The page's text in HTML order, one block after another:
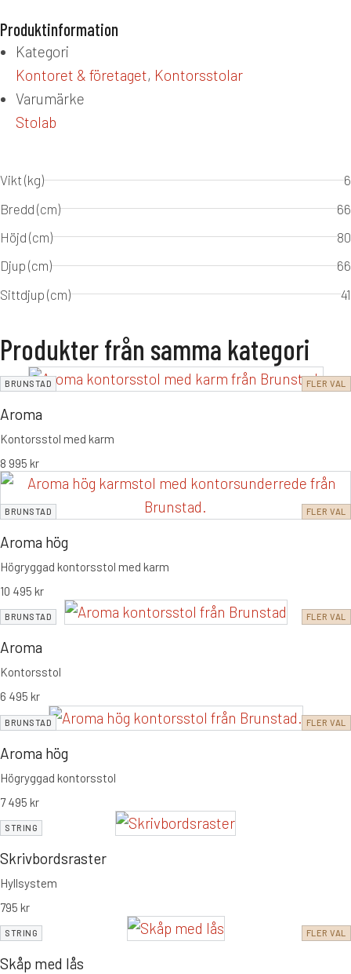
Produktinformation
Kategori
Kontoret & företaget, Kontorsstolar
Varumärke
Stolab
Vikt (kg)
6
Bredd (cm)
66
Höjd (cm)
80
Djup (cm)
66
Sittdjup (cm)
41
Produkter från samma kategori
BRUNSTAD FLER VAL
Aroma
Kontorsstol med karm
8 995 kr
BRUNSTAD FLER VAL
Aroma hög
Högryggad kontorsstol med karm
10 495 kr
BRUNSTAD FLER VAL
Aroma
Kontorsstol
6 495 kr
BRUNSTAD FLER VAL
Aroma hög
Högryggad kontorsstol
7 495 kr
STRING
Skrivbordsraster
Hyllsystem
795 kr
STRING FLER VAL
Skåp med lås